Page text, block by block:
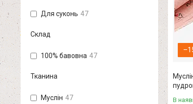
В
Для суконь 47
Склад
100% бавовна 47
Тканина
Муслін 47